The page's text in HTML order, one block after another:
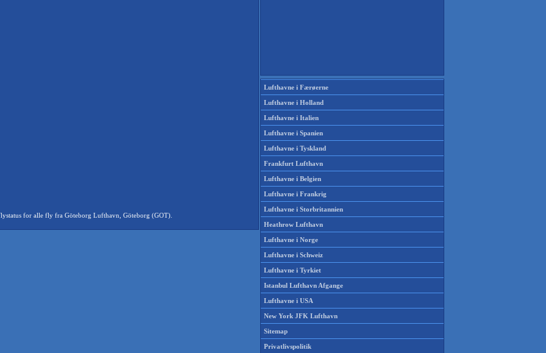
for alle fly fra Göteborg Lufthavn, Göteborg (GOT).
Lufthavne i Færøerne
Lufthavne i Holland
Lufthavne i Italien
Lufthavne i Spanien
Lufthavne i Tyskland
Frankfurt Lufthavn
Lufthavne i Belgien
Lufthavne i Frankrig
Lufthavne i Storbritannien
Heathrow Lufthavn
Lufthavne i Norge
Lufthavne i Schweiz
Lufthavne i Tyrkiet
Istanbul Lufthavn Afgange
Lufthavne i USA
New York JFK Lufthavn
Sitemap
Privatlivspolitik